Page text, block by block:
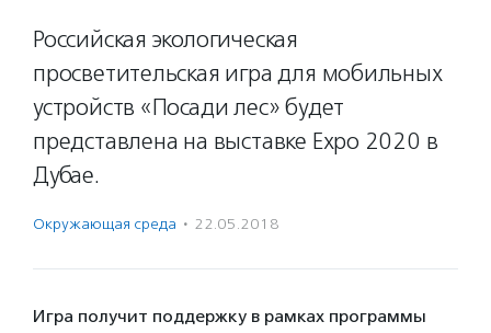
Российская экологическая
просветительская игра для мобильных
устройств «Посади лес» будет
представлена на выставке Expo 2020 в
Дубае.
Окружающая среда · 22.05.2018
Игра получит поддержку в рамках программы